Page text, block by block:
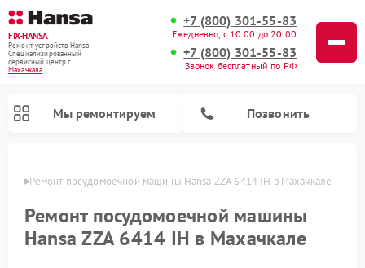
FIX-HANSA
Ремонт устройств Hansa
Специализированный
cервисный центр г.
Махачкала
+7 (800) 301-55-83
Ежедневно, с 10:00 до 20:00
+7 (800) 301-55-83
Звонок бесплатный по РФ
Мы ремонтируем Позвонить
Ремонт посудомоечной машины Hansa ZZA 6414 IH в Махачкале
Ремонт посудомоечной машины
Hansa ZZA 6414 IH в Махачкале